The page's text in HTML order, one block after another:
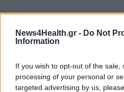
News4Health.gr - Do Not
Information
If you wish to opt-out of the
processing of your personal or
targeted advertising by us,